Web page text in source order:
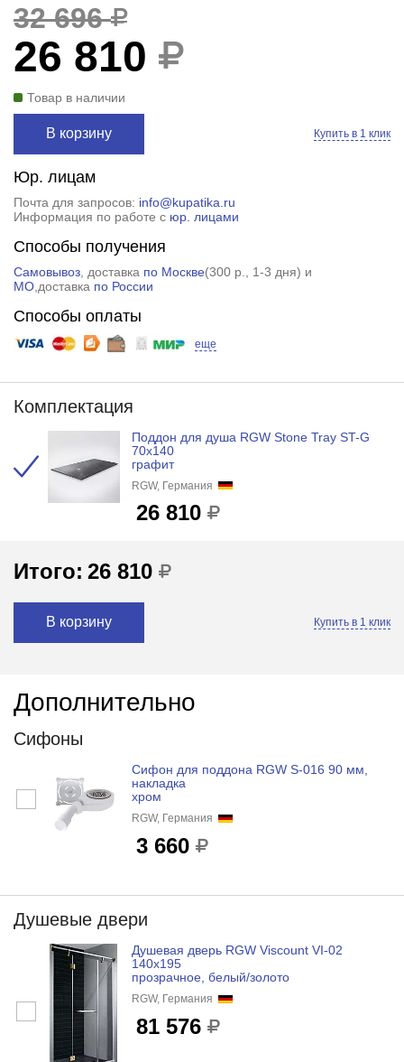
32 696
26 810
Товар в наличии
В корзину Купить в 1 клик
Юр. лицам
Почта для запросов: info@kupatika.ru
Информация по работе с юр. лицами
Способы получения
Самовывоз, доставка по Москве(300 р.
, 1-3 дня) и
МО,доставка по России
Способы оплаты
еще
Комплектация
Поддон для душа RGW Stone Tray ST-G
70x140
графит
RGW, Германия
26 810
Итого: 26 810
В корзину Купить в 1 клик
Дополнительно
Сифоны
Сифон для поддона RGW S-016 90 мм,
накладка
хром
RGW, Германия
3 660
Душевые двери
Душевая дверь RGW Viscount VI-02
140x195
прозрачное, белый/золото
RGW, Германия
81 576